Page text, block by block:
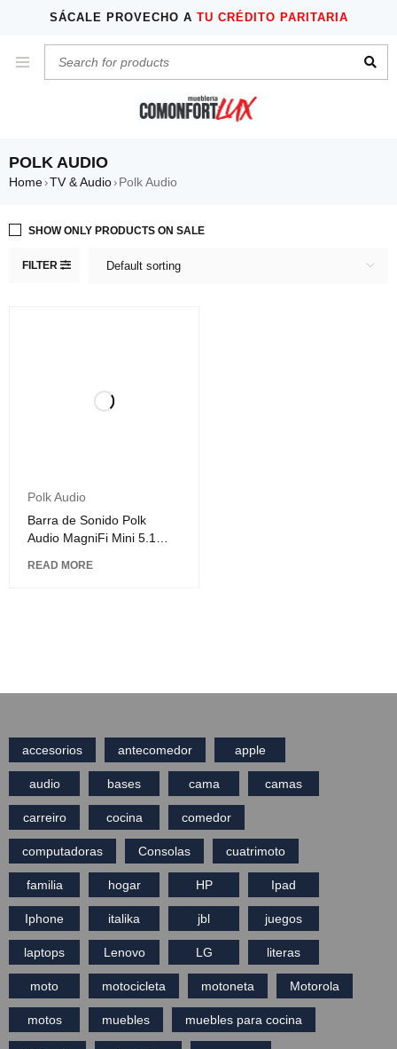
SÁCALE PROVECHO A TU CRÉDITO PARITARIA
POLK AUDIO
Home›TV & Audio› Polk Audio
FILTER Default sorting
SHOW ONLY PRODUCTS ON SALE
Polk Audio
Barra de Sonido Polk
Audio MagniFi Mini 5.1
Inalámbrico Negro
READ MORE
accesorios antecomedor apple
audio bases cama camas
carreiro cocina comedor
computadoras Consolas cuatrimoto
familia hogar HP Ipad
Iphone italika jbl juegos
laptops Lenovo LG literas
moto motocicleta motoneta Motorola
motos muebles muebles para cocina